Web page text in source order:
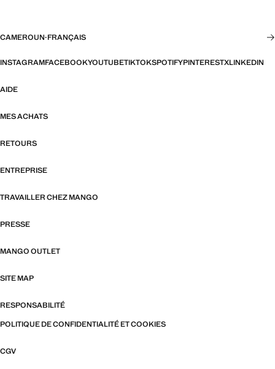
CAMEROUN·FRANÇAIS
INSTAGRAMFACEBOOKYOUTUBETIKTOKSPOTIFYPINTERESTXLINKEDIN
AIDE
MES ACHATS
RETOURS
ENTREPRISE
TRAVAILLER CHEZ MANGO
PRESSE
MANGO OUTLET
SITE MAP
RESPONSABILITÉ
POLITIQUE DE CONFIDENTIALITÉ ET COOKIES
CGV